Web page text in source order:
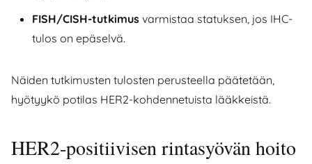
FISH/CISH-tutkimus varmistaa statuksen, jos IHC-
tulos on epäselvä.
Näiden tutkimusten tulosten perusteella päätetään,
hyötyykö potilas HER2-kohdennetuista lääkkeistä.
HER2-positiivisen rintasyövän hoito